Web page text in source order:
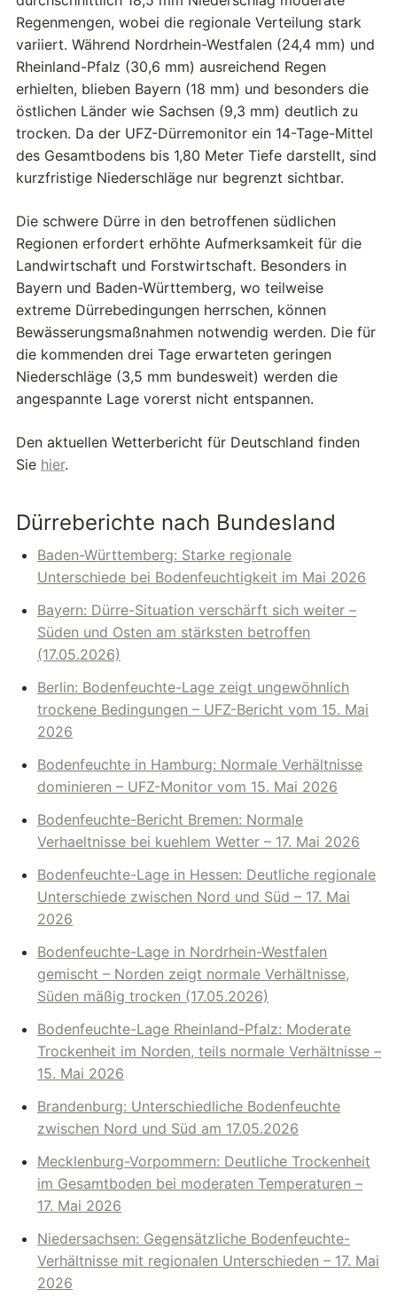
Regenmengen, wobei die regionale Verteilung stark
variiert. Während Nordrhein-Westfalen (24,4 mm) und
Rheinland-Pfalz (30,6 mm) ausreichend Regen
erhielten, blieben Bayern (18 mm) und besonders die
östlichen Länder wie Sachsen (9,3 mm) deutlich zu
trocken. Da der UFZ-Dürremonitor ein 14-Tage-Mittel
des Gesamtbodens bis 1,80 Meter Tiefe darstellt, sind
kurzfristige Niederschläge nur begrenzt sichtbar.
Die schwere Dürre in den betroffenen südlichen
Regionen erfordert erhöhte Aufmerksamkeit für die
Landwirtschaft und Forstwirtschaft. Besonders in
Bayern und Baden-Württemberg, wo teilweise
extreme Dürrebedingungen herrschen, können
Bewässerungsmaßnahmen notwendig werden. Die für
die kommenden drei Tage erwarteten geringen
Niederschläge (3,5 mm bundesweit) werden die
angespannte Lage vorerst nicht entspannen.
Den aktuellen Wetterbericht für Deutschland finden
Sie hier.
Dürreberichte nach Bundesland
Baden-Württemberg: Starke regionale
Unterschiede bei Bodenfeuchtigkeit im Mai 2026
Bayern: Dürre-Situation verschärft sich weiter –
Süden und Osten am stärksten betroffen
(17.05.2026)
Berlin: Bodenfeuchte-Lage zeigt ungewöhnlich
trockene Bedingungen – UFZ-Bericht vom 15. Mai
2026
Bodenfeuchte in Hamburg: Normale Verhältnisse
dominieren – UFZ-Monitor vom 15. Mai 2026
Bodenfeuchte-Bericht Bremen: Normale
Verhaeltnisse bei kuehlem Wetter – 17. Mai 2026
Bodenfeuchte-Lage in Hessen: Deutliche regionale
Unterschiede zwischen Nord und Süd – 17. Mai
2026
Bodenfeuchte-Lage in Nordrhein-Westfalen
gemischt – Norden zeigt normale Verhältnisse,
Süden mäßig trocken (17.05.2026)
Bodenfeuchte-Lage Rheinland-Pfalz: Moderate
Trockenheit im Norden, teils normale Verhältnisse –
15. Mai 2026
Brandenburg: Unterschiedliche Bodenfeuchte
zwischen Nord und Süd am 17.05.2026
Mecklenburg-Vorpommern: Deutliche Trockenheit
im Gesamtboden bei moderaten Temperaturen –
17. Mai 2026
Niedersachsen: Gegensätzliche Bodenfeuchte-
Verhältnisse mit regionalen Unterschieden – 17. Mai
2026